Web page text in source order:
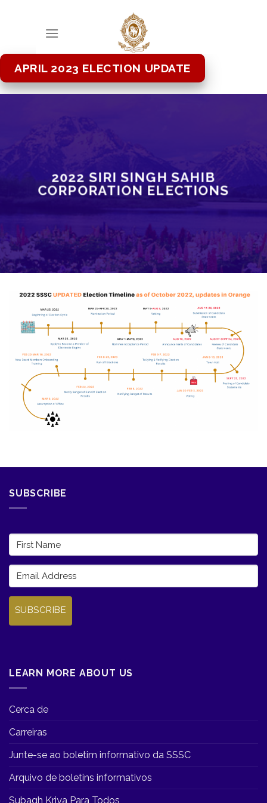
APRIL 2023 ELECTION UPDATE
2022 SIRI SINGH SAHIB
CORPORATION ELECTIONS
SUBSCRIBE
SUBSCRIBE
LEARN MORE ABOUT US
Cerca de
Carreiras
Junte-se ao boletim informativo da SSSC
Arquivo de boletins informativos
Subagh Kriya Para Todos